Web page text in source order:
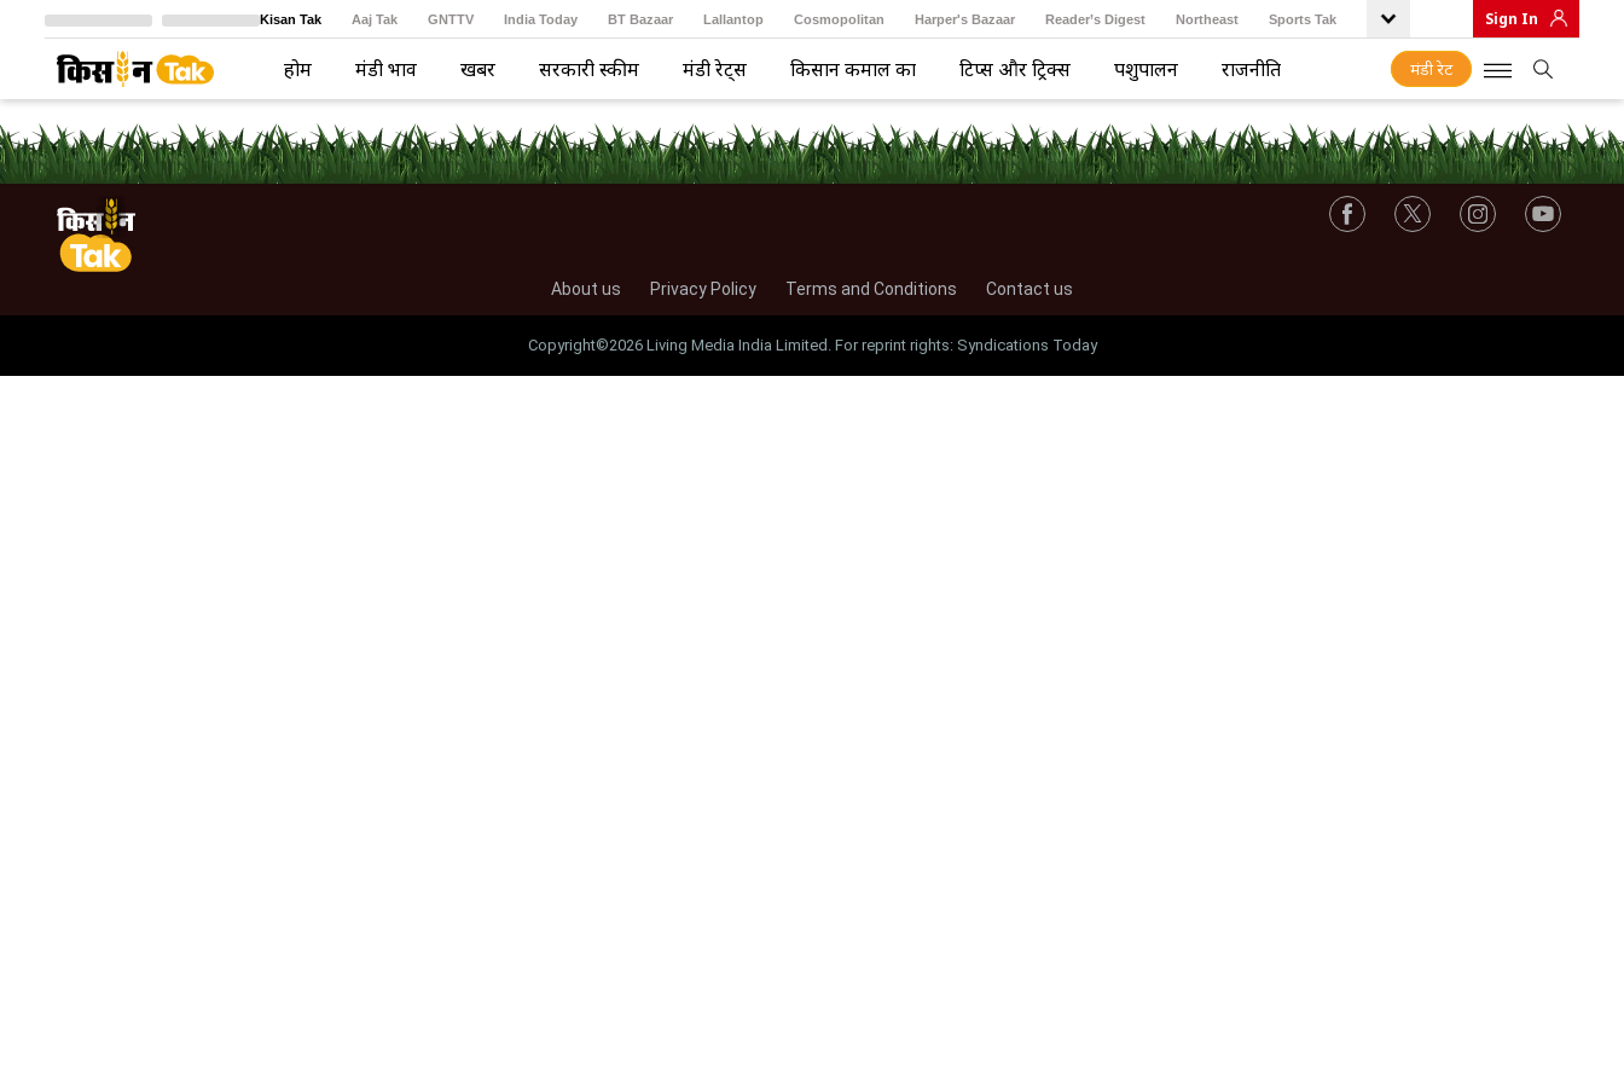
Kisan Tak Aaj Tak GNTTV India Today BT Bazaar Lallantop Cosmopolitan Harper's Bazaar Reader’s Digest Northeast Sports Tak
Crime Tak Astro Tak
Sign In
होम मंडी भाव खबरें सरकारी स्कीम मंडी रेट्स किसान कमाल का टिप्स और ट्रिक्स पशुपालन राजनीति मंडी रेट
About us Privacy Policy Terms and Conditions Contact us
Copyright©2026 Living Media India Limited. For reprint rights: Syndications Today